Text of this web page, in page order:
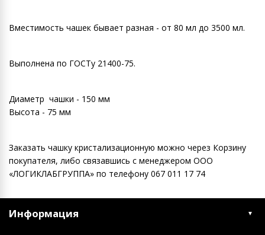
Вместимость чашек бывает разная - от 80 мл до 3500 мл.
Выполнена по ГОСТу 21400-75.
Диаметр чашки - 150 мм
Высота - 75 мм
Заказать чашку кристализационную можно через Корзину
покупателя, либо связавшись с менеджером ООО
«ЛОГИКЛАБГРУППА» по телефону 067 011 17 74
Информация